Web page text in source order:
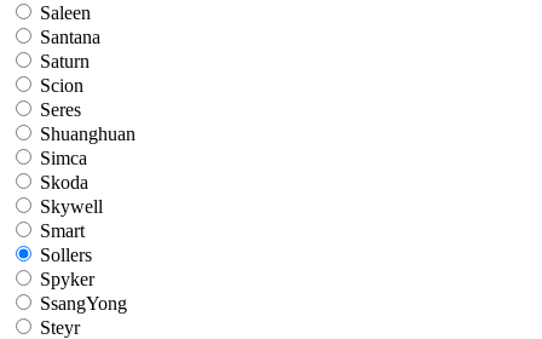
Saleen
Santana
Saturn
Scion
Seres
Shuanghuan
Simca
Skoda
Skywell
Smart
Sollers
Spyker
SsangYong
Steyr